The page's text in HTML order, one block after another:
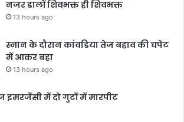
नजर डालों शिवभक्त ही शिवभक्त
13 hours ago
स्नान के दौरान कांवडिया तेज बहाव की चपेट
में आकर बहा
13 hours ago
में दो गुटों में मारपीट